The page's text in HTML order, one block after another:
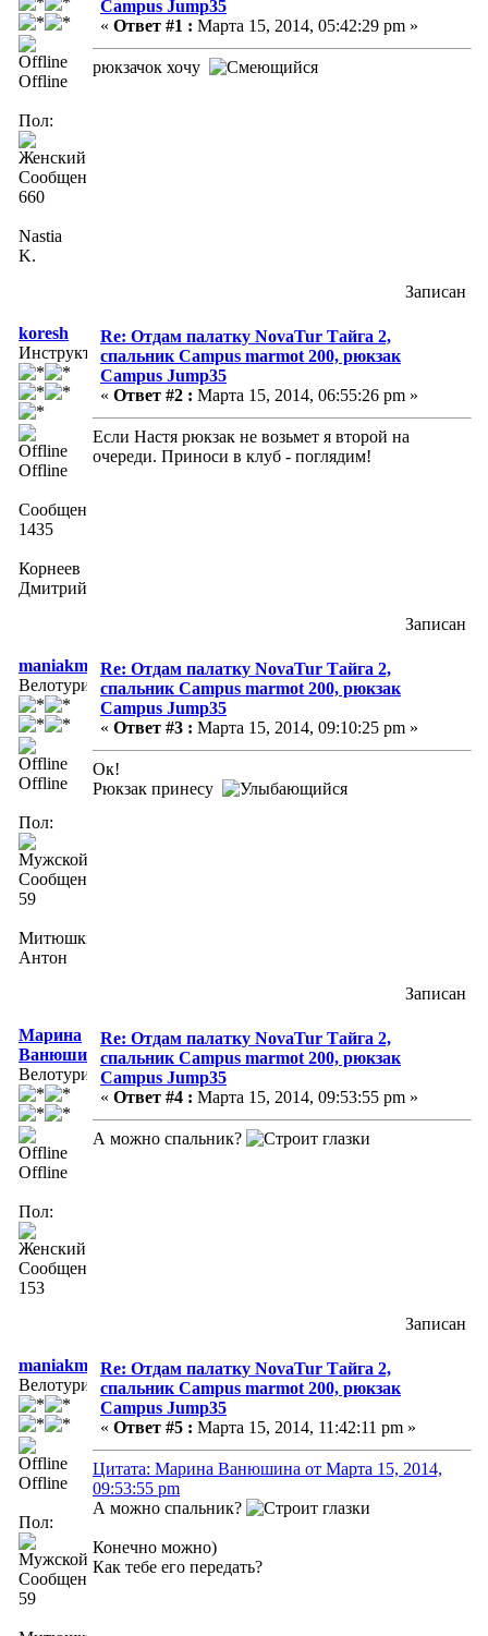
Offline
Пол:
Сообщений:
660
Nastia
K.
Campus Jump35
« Ответ #1 : Марта 15, 2014, 05:42:29 pm »
рюкзачок хочу
Записан
koresh
Инструктор
Offline
Сообщений:
1435
Корнеев
Дмитрий
Re: Отдам палатку NovaTur Тайга 2,
спальник Campus marmot 200, рюкзак
Campus Jump35
« Ответ #2 : Марта 15, 2014, 06:55:26 pm »
Если Настя рюкзак не возьмет я второй на
очереди. Приноси в клуб - поглядим!
Записан
maniakmtb
Велотурист
Offline
Пол:
Сообщений:
59
Митюшкин
Антон
Re: Отдам палатку NovaTur Тайга 2,
спальник Campus marmot 200, рюкзак
Campus Jump35
« Ответ #3 : Марта 15, 2014, 09:10:25 pm »
Ок!
Рюкзак принесу
Записан
Марина
Ванюшина
Велотурист
Offline
Пол:
Сообщений:
153
Re: Отдам палатку NovaTur Тайга 2,
спальник Campus marmot 200, рюкзак
Campus Jump35
« Ответ #4 : Марта 15, 2014, 09:53:55 pm »
А можно спальник?
Записан
maniakmtb
Велотурист
Offline
Пол:
Сообщений:
59
Re: Отдам палатку NovaTur Тайга 2,
спальник Campus marmot 200, рюкзак
Campus Jump35
« Ответ #5 : Марта 15, 2014, 11:42:11 pm »
Цитата: Марина Ванюшина от Марта 15, 2014,
09:53:55 pm
А можно спальник?
Конечно можно)
Как тебе его передать?